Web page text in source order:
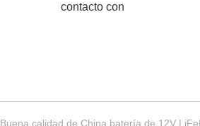
contacto con
Buena calidad de China batería de 12V